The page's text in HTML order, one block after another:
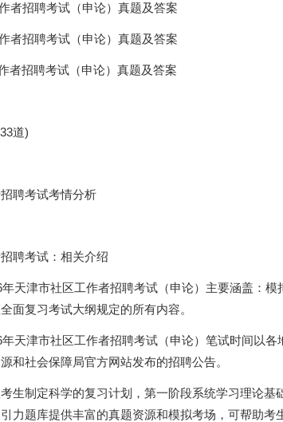
者招聘考试（申论）真题及答案
者招聘考试（申论）真题及答案
者招聘考试（申论）真题及答案
道)
聘考试考情分析
聘考试：相关介绍
年天津市社区工作者招聘考试（申论）主要涵盖：
面复习考试大纲规定的所有内容。
年天津市社区工作者招聘考试（申论）笔试时间以
和社会保障局官方网站发布的招聘公告。
考生制定科学的复习计划，第一阶段系统学习理论
力题库提供丰富的真题资源和模拟考场，可帮助考